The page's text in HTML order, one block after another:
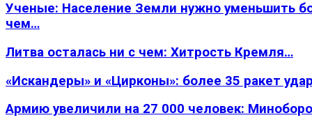
Ученые: Население Земли нужно уменьшить
чем…
Литва осталась ни с чем: Хитрость Кремля…
«Искандеры» и «Цирконы»: более 35 ракет
Армию увеличили на 27 000 человек: